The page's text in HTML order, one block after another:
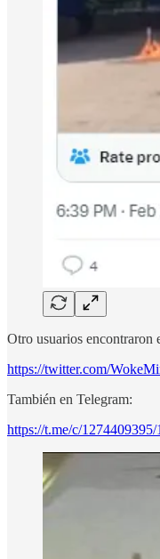
Otro usuarios encontraron
https://twitter.com/
También en Telegram:
https://t.me/c/1274409395/